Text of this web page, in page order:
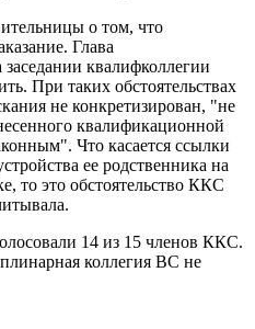
о том, что
Глава
квалифколлегии
При таких обстоятельствах
не конкретизирован, "не
квалификационной
Что касается ссылки
ее родственника на
то это обстоятельство ККС
14 из 15 членов ККС.
коллегия ВС не